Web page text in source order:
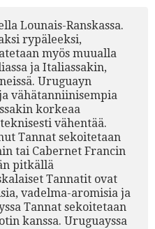
Lounais-Ranskassa.
rypäleeksi,
myös muualla
ja Italiassakin,
Uruguayn
vähätanniinisempia
korkeaa
vähentää.
Tannat sekoitetaan
tai Cabernet Francin
pitkällä
Tannatit ovat
vadelma-aromisia ja
Tannat sekoitetaan
kanssa. Uruguayssa